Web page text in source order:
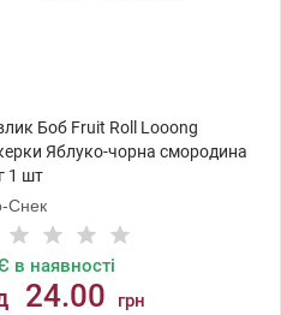
Боб Fruit Roll Looong
Яблуко-чорна смородина
1 шт
Снек
в наявності
24.00 грн